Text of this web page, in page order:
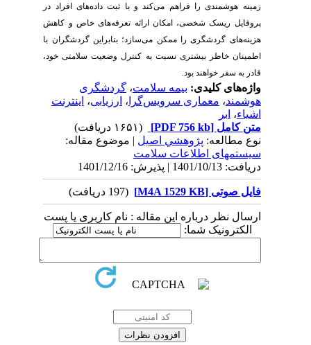
زمینه هوشمندی را فراهم می‌کند و با ثبت داده‌های افراد در
پروفایل ریسک شخصی، امکان ارائه تعرفه‌های خاص و کاهش
هزینه‌های گردشگری را ممکن می‌سازد؛ بنابراین گردشگران با
اطمینان خاطر بیشتری نسبت به کنترل وضعیت سلامتی خود،
قادر به سفر خواهند بود.
واژه‌های کلیدی:بیمه سلامت،گردشگری
هوشمند،معماری سرویس‌گرا، ارزیابی،اینترنت
اشیاء،ابر
متن کامل[PDF 756 kb]
نوع مطالعه:پژوهشي اصیل| موضوع مقاله:
سیستمهای اطلاعات سلامت
دریافت: 1401/10/13 | پذیرش: 1401/12/16
فایل صوتی [M4A 1529 KB] (197 دریافت)
ارسال نظر درباره این مقاله : نام کاربری یا پست
الکترونیک شما: